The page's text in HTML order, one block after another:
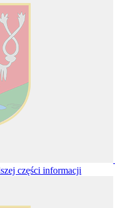
części informacji